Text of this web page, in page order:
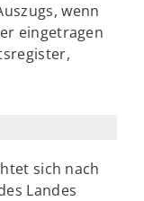
wenn
eingetragen
sich nach
Landes